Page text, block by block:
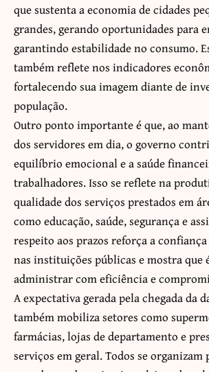
que sustenta a economia de cidades
grandes, gerando oportunidades para
garantindo estabilidade no consumo.
também reflete nos indicadores
fortalecendo sua imagem diante de
população.
Outro ponto importante é que, ao
dos servidores em dia, o governo
equilíbrio emocional e a saúde
trabalhadores. Isso se reflete na
qualidade dos serviços prestados em
como educação, saúde, segurança e
respeito aos prazos reforça a
nas instituições públicas e mostra que
administrar com eficiência e
A expectativa gerada pela chegada da
também mobiliza setores como
farmácias, lojas de departamento e
serviços em geral. Todos se organizam